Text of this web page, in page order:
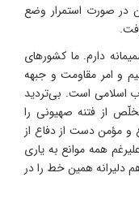
در صورت استمرار وضع
دارم. ما کشورهای
و امر مقاومت و جبهه
اسلامی است. بی‌تردید
از فتنه صهیونی را
و مؤمن دست از دفاع از
همه‌ موانع به یاری
دلیرانه همین خط را در